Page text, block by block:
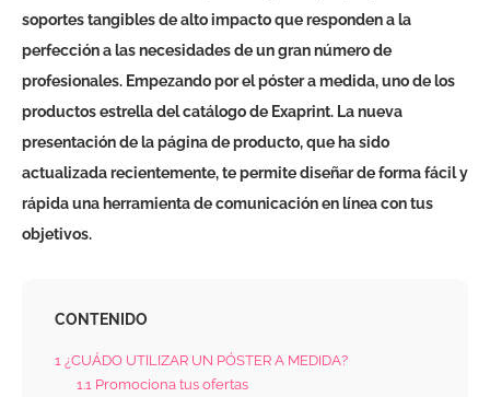
soportes tangibles de alto impacto que responden a la
perfección a las necesidades de un gran número de
profesionales. Empezando por el póster a medida, uno de los
productos estrella del catálogo de Exaprint. La nueva
presentación de la página de producto, que ha sido
actualizada recientemente, te permite diseñar de forma fácil y
rápida una herramienta de comunicación en línea con tus
objetivos.
CONTENIDO
1 ¿CUÁDO UTILIZAR UN PÓSTER A MEDIDA?
1.1 Promociona tus ofertas